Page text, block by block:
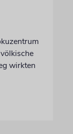
wirkten